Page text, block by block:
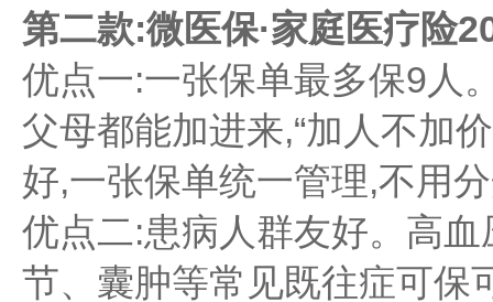
第二款:微医保·家庭医疗险
优点一:一张保单最多保9人
父母都能加进来,“加人不加
好,一张保单统一管理,不用
优点二:患病人群友好。高
节、囊肿等常见既往症可保